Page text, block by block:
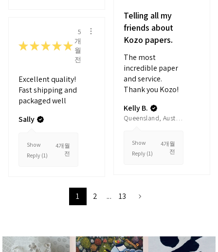
Telling all my
friends about
Kozo papers.
The most
incredible paper
and service.
Thank you Kozo!
Kelly B.
Show
Reply (1)
4개월
전
★★★★★
5
개
월
전
Excellent quality!
Fast shipping and
packaged well
Sally
Show
Reply (1)
4개월
전
1 2 ... 13